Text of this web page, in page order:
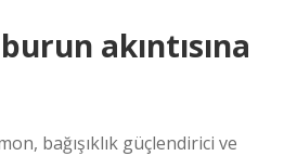
akıntısına
bağışıklık güçlendirici ve